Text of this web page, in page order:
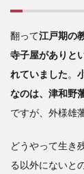
翻って江戸期の
寺子屋がありと
れていました。
なのは、津和野
ですが、外様雄
どうやって生き
る以外にないと